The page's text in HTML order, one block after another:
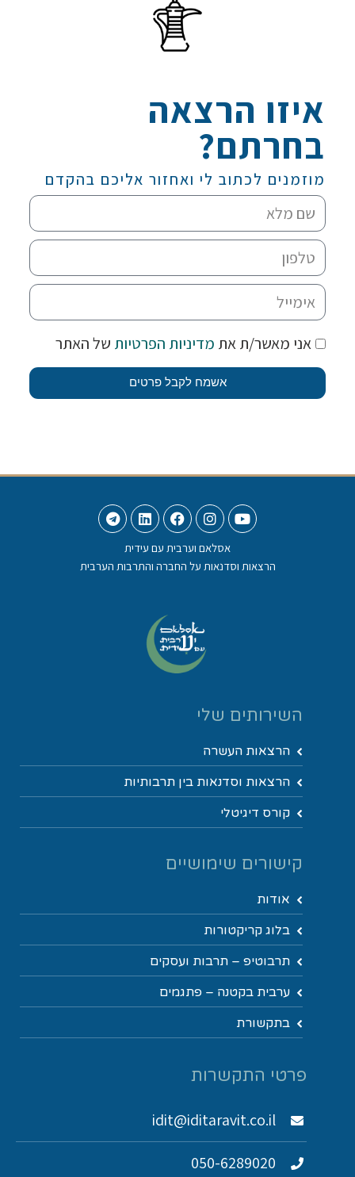
איזו הרצאה
בחרתם?
מוזמנים לכתוב לי ואחזור אליכם בהקדם
אני מאשר/ת את מדיניות הפרטיות של האתר
אשמח לקבל פרטים
אסלאם וערבית עם עידית
הרצאות וסדנאות על החברה והתרבות הערבית
השירותים שלי
הרצאות העשרה
הרצאות וסדנאות בין תרבותיות
קורס דיגיטלי
קישורים שימושיים
אודות
בלוג קריקטורות
תרבוטיפ – תרבות ועסקים
ערבית בקטנה – פתגמים
בתקשורת
פרטי התקשרות
idit@iditaravit.co.il
050-6289020